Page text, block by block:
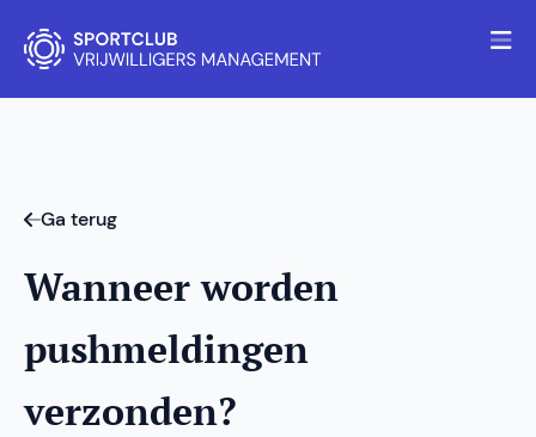
Ga terug
Wanneer worden
pushmeldingen
verzonden?